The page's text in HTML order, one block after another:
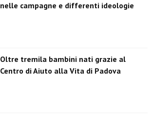
nelle campagne e differenti ideologie
Oltre tremila bambini nati grazie al
Centro di Aiuto alla Vita di Padova